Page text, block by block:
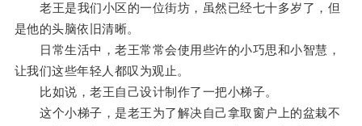
老王是我们小区的一位街坊，虽然已经七十多岁了，但
是他的头脑依旧清晰。
日常生活中，老王常常会使用些许的小巧思和小智慧，
让我们这些年轻人都叹为观止。
比如说，老王自己设计制作了一把小梯子。
这个小梯子，是老王为了解决自己拿取窗户上的盆栽不